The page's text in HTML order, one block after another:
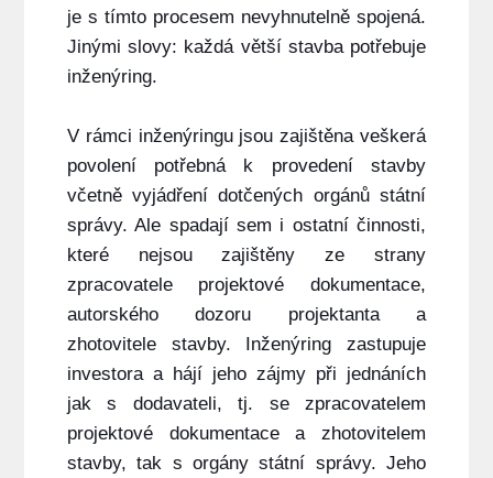
je s tímto procesem nevyhnutelně spojená.
Jinými slovy: každá větší stavba potřebuje
inženýring.
V rámci inženýringu jsou zajištěna veškerá
povolení potřebná k provedení stavby
včetně vyjádření dotčených orgánů státní
správy. Ale spadají sem i ostatní činnosti,
které nejsou zajištěny ze strany
zpracovatele projektové dokumentace,
autorského dozoru projektanta a
zhotovitele stavby. Inženýring zastupuje
investora a hájí jeho zájmy při jednáních
jak s dodavateli, tj. se zpracovatelem
projektové dokumentace a zhotovitelem
stavby, tak s orgány státní správy. Jeho